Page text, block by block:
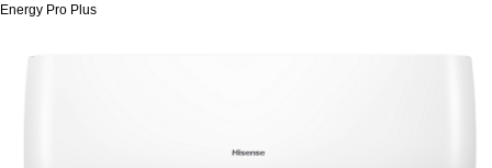
Energy Pro Plus